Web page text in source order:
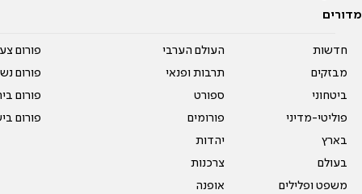
מדורים
חדשות
מבזקים
ביטחוני
פוליטי-מדיני
בארץ
בעולם
משפט ופלילים
העולם הערבי
תרבות ופנאי
ספורט
פורומים
יהדות
צרכנות
אופנה
פורום
פורום
פורום
פורום